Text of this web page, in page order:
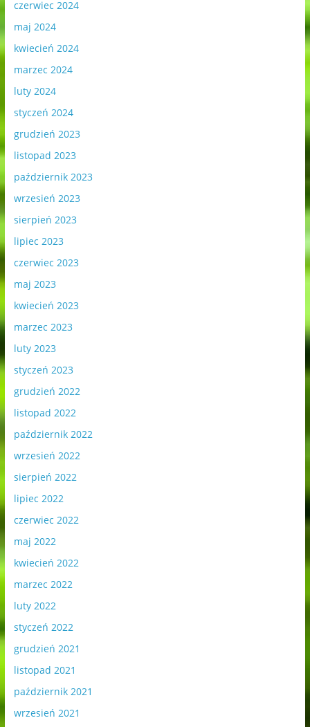
czerwiec 2024
maj 2024
kwiecień 2024
marzec 2024
luty 2024
styczeń 2024
grudzień 2023
listopad 2023
październik 2023
wrzesień 2023
sierpień 2023
lipiec 2023
czerwiec 2023
maj 2023
kwiecień 2023
marzec 2023
luty 2023
styczeń 2023
grudzień 2022
listopad 2022
październik 2022
wrzesień 2022
sierpień 2022
lipiec 2022
czerwiec 2022
maj 2022
kwiecień 2022
marzec 2022
luty 2022
styczeń 2022
grudzień 2021
listopad 2021
październik 2021
wrzesień 2021